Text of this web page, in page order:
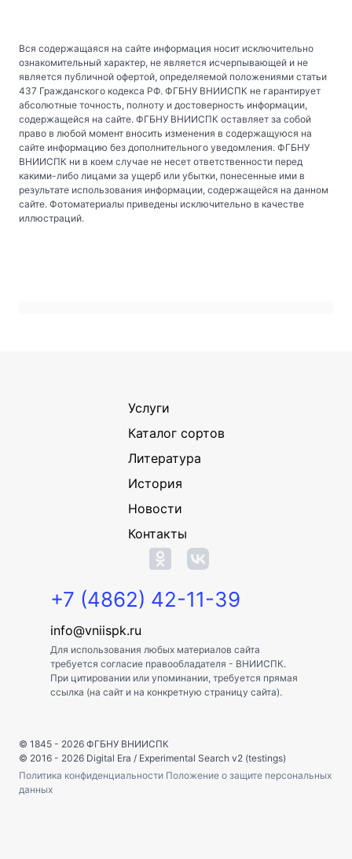
Вся содержащаяся на сайте информация носит исключительно
ознакомительный характер, не является исчерпывающей и не
является публичной офертой, определяемой положениями статьи
437 Гражданского кодекса РФ. ФГБНУ ВНИИСПК не гарантирует
абсолютные точность, полноту и достоверность информации,
содержащейся на сайте. ФГБНУ ВНИИСПК оставляет за собой
право в любой момент вносить изменения в содержащуюся на
сайте информацию без дополнительного уведомления. ФГБНУ
ВНИИСПК ни в коем случае не несет ответственности перед
какими-либо лицами за ущерб или убытки, понесенные ими в
результате использования информации, содержащейся на данном
сайте. Фотоматериалы приведены исключительно в качестве
иллюстраций.
Услуги
Каталог сортов
Литература
История
Новости
Контакты
+7 (4862) 42-11-39
info@vniispk.ru
Для использования любых материалов сайта
требуется согласие правообладателя - ВНИИСПК.
При цитировании или упоминании, требуется прямая
ссылка (на сайт и на конкретную страницу сайта).
© 1845 - 2026 ФГБНУ ВНИИСПК
© 2016 - 2026 Digital Era / Experimental Search v2 (testings)
Политика конфиденциальности Положение о защите персональных
данных